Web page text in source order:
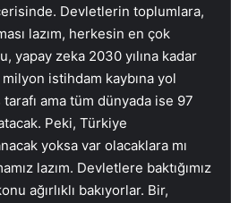
Devletlerin toplumlara,
lazım, herkesin en çok
yapay zeka 2030 yılına kadar
istihdam kaybına yol
ama tüm dünyada ise 97
Peki, Türkiye
yoksa var olacaklara mı
lazım. Devletlere baktığımız
ağırlıklı bakıyorlar. Bir,